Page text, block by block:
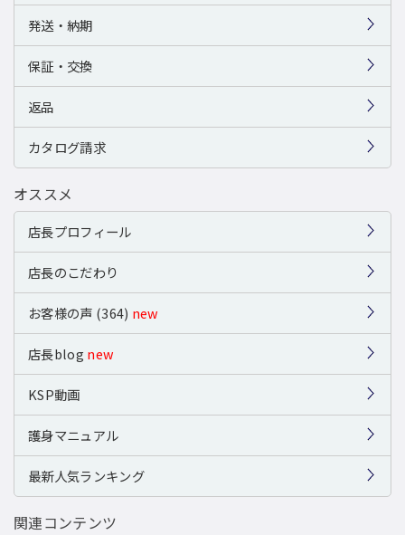
発送・納期
保証・交換
返品
カタログ請求
オススメ
店長プロフィール
店長のこだわり
お客様の声 (364) new
店長blog new
KSP動画
護身マニュアル
最新人気ランキング
関連コンテンツ